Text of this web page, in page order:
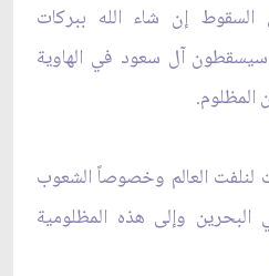
السقوط إن شاء الله ببركات
سيسقطون آل سعود في الهاوية
لنلفت العالم وخصوصاً الشعوب
وإلى هذه المظلومية